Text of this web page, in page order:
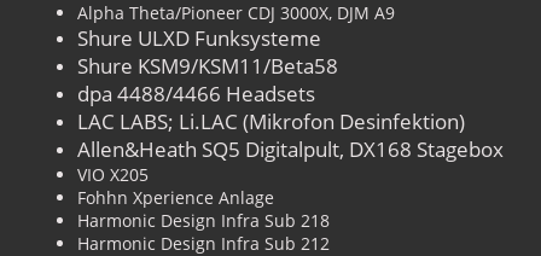
Alpha Theta/Pioneer CDJ 3000X, DJM A9
Shure ULXD Funksysteme
Shure KSM9/KSM11/Beta58
dpa 4488/4466 Headsets
LAC LABS; Li.LAC (Mikrofon Desinfektion)
Allen&Heath SQ5 Digitalpult, DX168 Stagebox
VIO X205
Fohhn Xperience Anlage
Harmonic Design Infra Sub 218
Harmonic Design Infra Sub 212